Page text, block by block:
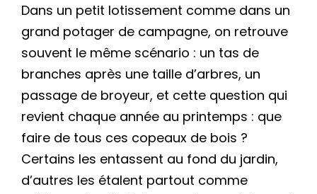
Dans un petit lotissement comme dans un
grand potager de campagne, on retrouve
souvent le même scénario : un tas de
branches après une taille d’arbres, un
passage de broyeur, et cette question qui
revient chaque année au printemps : que
faire de tous ces copeaux de bois ?
Certains les entassent au fond du jardin,
d’autres les étalent partout comme